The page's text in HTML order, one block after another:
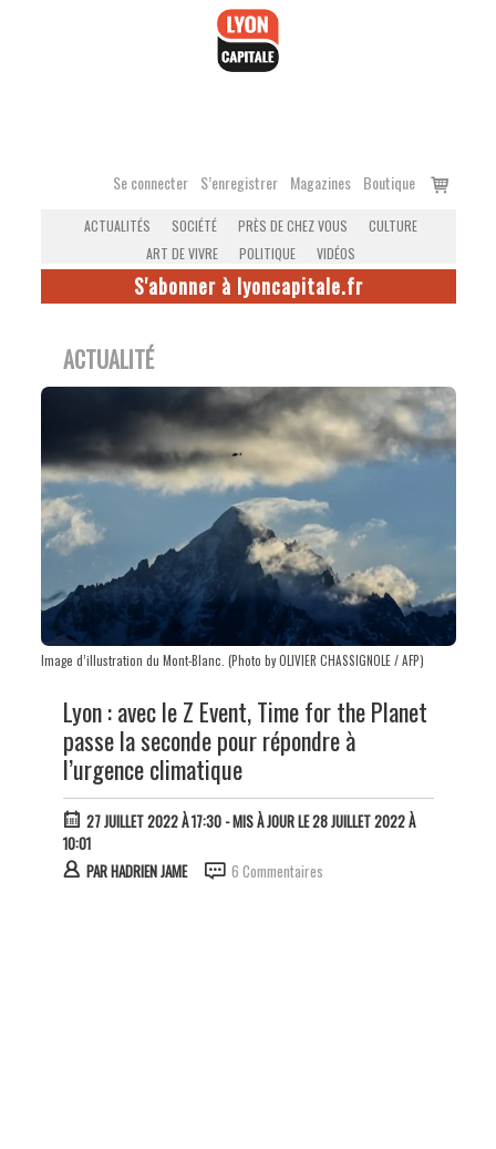
Se connecter S’enregistrer Magazines Boutique
Voir
ACTUALITÉS SOCIÉTÉ PRÈS DE CHEZ VOUS
CULTURE
ART DE VIVRE
POLITIQUE VIDÉOS
S'abonner à lyoncapitale.fr
ACTUALITÉ
Image d’illustration du Mont-Blanc. (Photo by OLIVIER CHASSIGNOLE / AFP)
Lyon : avec le Z Event, Time for the Planet
passe la seconde pour répondre à
l’urgence climatique
27 JUILLET 2022 À 17:30- MIS À JOUR LE 28 JUILLET 2022 À
10:01
PARHADRIEN JAME 6 Commentaires